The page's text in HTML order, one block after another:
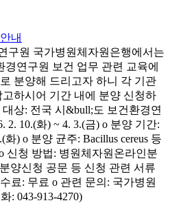
내
구원 국가병원체자원은행에서는
연구원 보건 업무 관련 교육에
분양해 드리고자 하니 각 기관
하시어 기간 내에 분양 신청하
상: 전국 시&bull;도 보건환경연
2. 10.(화) ~ 4. 3.(금) o 분양 기간:
화) o 분양 균주: Bacillus cereus 등
신청 방법: 병원체자원온라인분
양신청 공문 등 신청 관련 서류
료: 무료 o 관련 문의: 국가병원
: 043-913-4270)